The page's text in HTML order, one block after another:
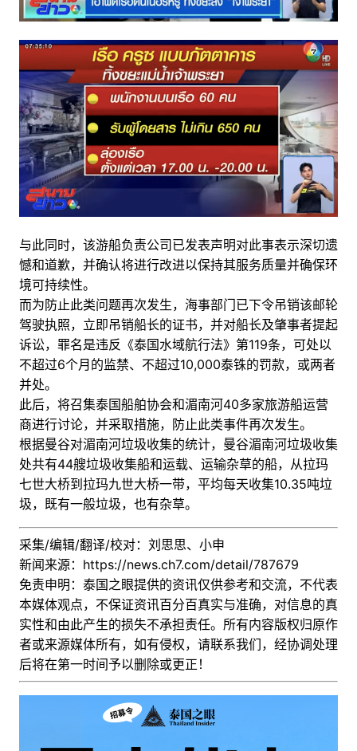
与此同时，该游船负责公司已发表声明对此事表示深切遗
憾和道歉，并确认将进行改进以保持其服务质量并确保环
境可持续性。
而为防止此类问题再次发生，海事部门已下令吊销该邮轮
驾驶执照，立即吊销船长的证书，并对船长及肇事者提起
诉讼，罪名是违反《泰国水域航行法》第119条，可处以
不超过6个月的监禁、不超过10,000泰铢的罚款，或两者
并处。
此后，将召集泰国船舶协会和湄南河40多家旅游船运营
商进行讨论，并采取措施，防止此类事件再次发生。
根据曼谷对湄南河垃圾收集的统计，曼谷湄南河垃圾收集
处共有44艘垃圾收集船和运载、运输杂草的船，从拉玛
七世大桥到拉玛九世大桥一带，平均每天收集10.35吨垃
圾，既有一般垃圾，也有杂草。
采集/编辑/翻译/校对：刘思思、小申
新闻来源： https://news.ch7.com/detail/787679
免责申明：泰国之眼提供的资讯仅供参考和交流，不代表
本媒体观点，不保证资讯百分百真实与准确，对信息的真
实性和由此产生的损失不承担责任。所有内容版权归原作
者或来源媒体所有，如有侵权，请联系我们，经协调处理
后将在第一时间予以删除或更正！